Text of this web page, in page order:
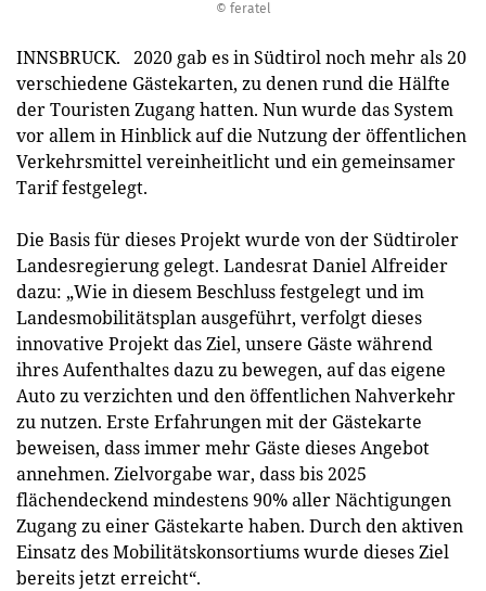
© feratel
INNSBRUCK. 2020 gab es in Südtirol noch mehr als 20
verschiedene Gästekarten, zu denen rund die Hälfte
der Touristen Zugang hatten. Nun wurde das System
vor allem in Hinblick auf die Nutzung der öffentlichen
Verkehrsmittel vereinheitlicht und ein gemeinsamer
Tarif festgelegt.
Die Basis für dieses Projekt wurde von der Südtiroler
Landesregierung gelegt. Landesrat Daniel Alfreider
dazu: „Wie in diesem Beschluss festgelegt und im
Landesmobilitätsplan ausgeführt, verfolgt dieses
innovative Projekt das Ziel, unsere Gäste während
ihres Aufenthaltes dazu zu bewegen, auf das eigene
Auto zu verzichten und den öffentlichen Nahverkehr
zu nutzen. Erste Erfahrungen mit der Gästekarte
beweisen, dass immer mehr Gäste dieses Angebot
annehmen. Zielvorgabe war, dass bis 2025
flächendeckend mindestens 90% aller Nächtigungen
Zugang zu einer Gästekarte haben. Durch den aktiven
Einsatz des Mobilitätskonsortiums wurde dieses Ziel
bereits jetzt erreicht“.